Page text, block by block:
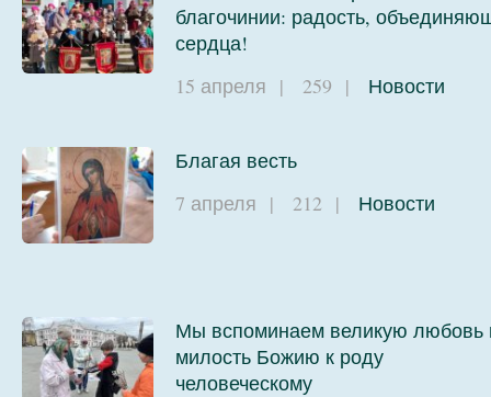
благочинии: радость,
сердца!
15 апреля | 259 | Новости
Благая весть
7 апреля | 212 | Новости
Мы вспоминаем великую любовь
милость Божию к роду
человеческому